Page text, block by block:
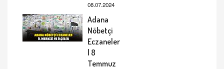
08.07.2024
Adana
Nöbetçi
Eczaneler
| 8
Temmuz